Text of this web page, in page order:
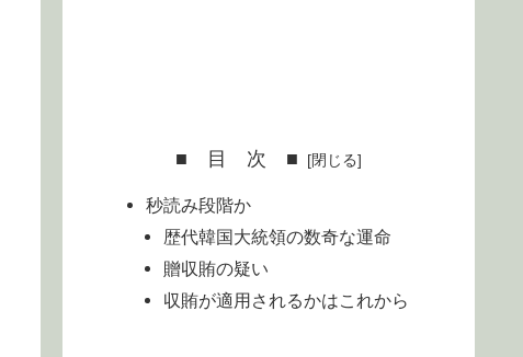
■ 目 次 ■
秒読み段階か
歴代韓国大統領の数奇な運命
贈収賄の疑い
収賄が適用されるかはこれから